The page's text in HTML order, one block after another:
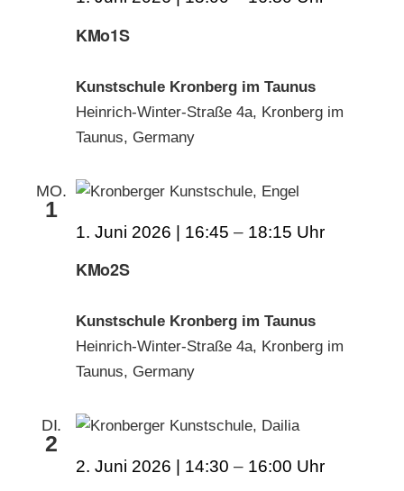
SUCHE
KMo1S
Kunstschule Kronberg im Taunus
Heinrich-Winter-Straße 4a, Kronberg im
Taunus, Germany
MO.
1
KMo2S
1. Juni 2026 | 16:45 – 18:15
Kunstschule Kronberg im Taunus
Heinrich-Winter-Straße 4a, Kronberg im
Taunus, Germany
DI.
2
2. Juni 2026 | 14:30 – 16:00